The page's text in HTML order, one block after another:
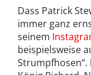
Dass Patrick
immer ganz
seinem
beispielsweise